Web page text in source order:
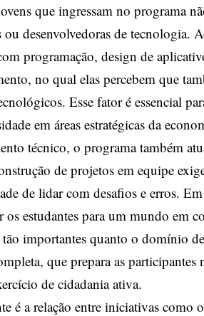
que ingressam no programa
ou desenvolvedoras de tecnologia.
programação, design de
no qual elas percebem que
Esse fator é essencial
em áreas estratégicas da
técnico, o programa também
de projetos em equipe
de lidar com desafios e erros.
os estudantes para um mundo em
importantes quanto o domínio
que prepara as participantes
de cidadania ativa.
é a relação entre iniciativas como